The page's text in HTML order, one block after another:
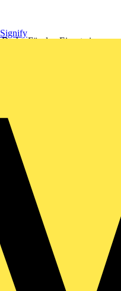
Signify
Für den Einsatz in
Zustandsanzeige über
Busch-